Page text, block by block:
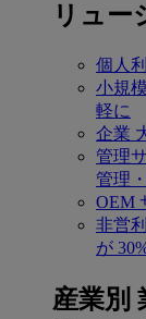
リュー
個人
小規
軽に
企業
管理
管理
OEM
非営
が
産業別